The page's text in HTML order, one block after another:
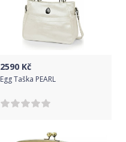
2590 Kč
Egg Taška PEARL